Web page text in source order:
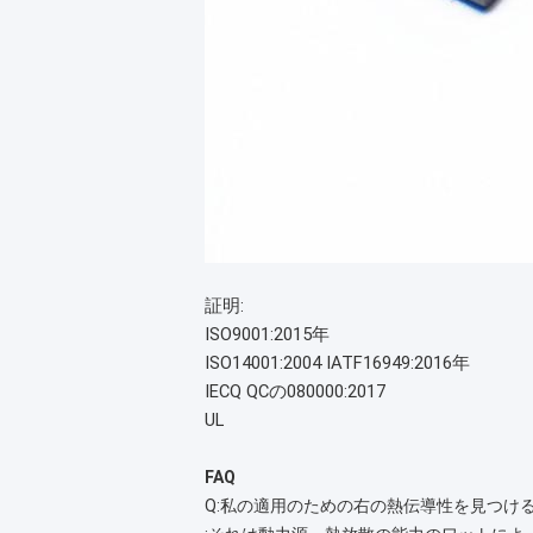
証明:
ISO9001:2015年
ISO14001:2004IATF16949:2016年
IECQ QCの080000:2017
UL
FAQ
Q:私の適用のための右の熱伝導性を見つけ